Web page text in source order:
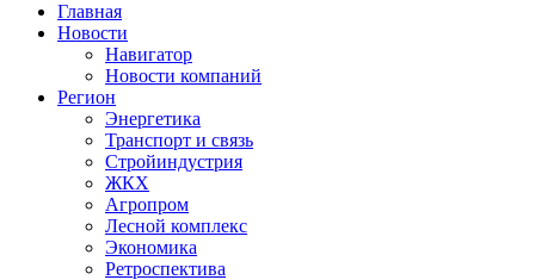
Главная
Новости
Навигатор
Новости компаний
Регион
Энергетика
Транспорт и связь
Стройиндустрия
ЖКХ
Агропром
Лесной комплекс
Экономика
Ретроспектива